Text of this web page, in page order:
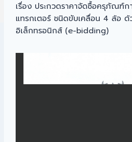
เรื่อง ประกวดราคาจัดซื้อครุภัณฑ์ก
แทรกเตอร์ ชนิดขับเคลื่อน 4 ล้อ ด้
อิเล็กทรอนิกส์ (e-bidding)